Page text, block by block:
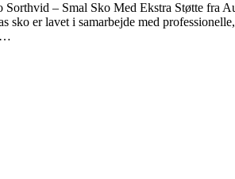
– Smal Sko Med Ekstra Støtte fra
sko er lavet i samarbejde med